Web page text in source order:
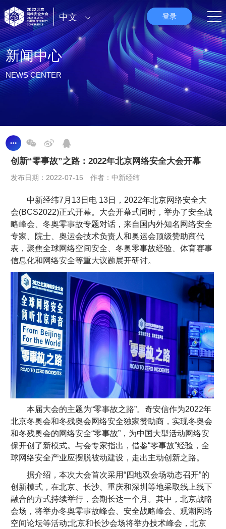
中文 登录
新闻中心
NEWS CENTER
创新“零事故”之路：2022年北京网络安全大会开幕
发布日期：2022-07-15 作者：中新经纬
中新经纬7月13日电 13日，2022年北京网络安全大
会(BCS2022)正式开幕。大会开幕式同时，举办了安全战
略峰会、冬奥零事故专题对话，来自国内外知名网络安全
专家、院士、奥运会技术负责人和奥运会顶级赞助商代
表，聚焦全球网络空间安全、冬奥零事故经验、体育赛事
信息化和网络安全等重大议题展开研讨。
本届大会的主题为“零事故之路”。奇安信作为2022年
北京冬奥会和冬残奥会网络安全独家赞助商，实现冬奥会
和冬残奥会的网络安全“零事故”，为中国大型活动网络安
保开创了新模式。与会专家指出，借鉴“零事故”经验，全
球网络安全产业应摆脱被动建设，走出主动创新之路。
据介绍，本次大会首次采用“四地双会场动态召开”的
创新模式，在北京、长沙、重庆和深圳等地采取线上线下
融合的方式持续举行，会期长达一个月。其中，北京战略
会场，将举办冬奥零事故峰会、安全战略峰会、观潮网络
空间论坛等活动;北京和长沙会场将举办技术峰会，北京